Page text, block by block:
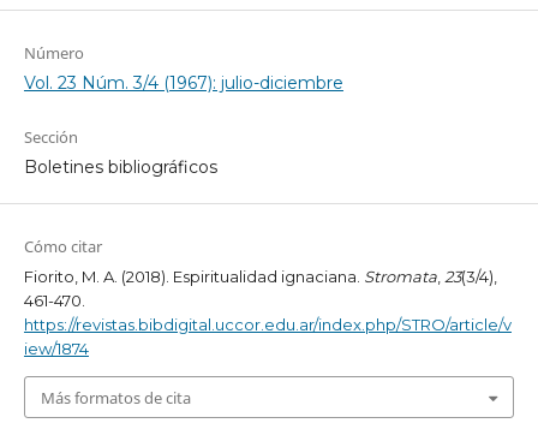
Número
Vol. 23 Núm. 3/4 (1967): julio-diciembre
Sección
Boletines bibliográficos
Cómo citar
Fiorito, M. A. (2018). Espiritualidad ignaciana. Stromata,23(3/4),
461-470.
https://revistas.bibdigital.uccor.edu.ar/index.php/STRO/article/v
iew/1874
Más formatos de cita